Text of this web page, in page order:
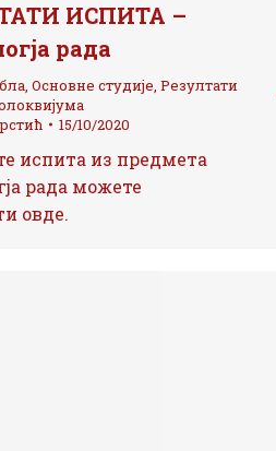
ИСПИТА –
рада
, Основне студије, Резултати
15/10/2020
испита из предмета
рада можете
овде.